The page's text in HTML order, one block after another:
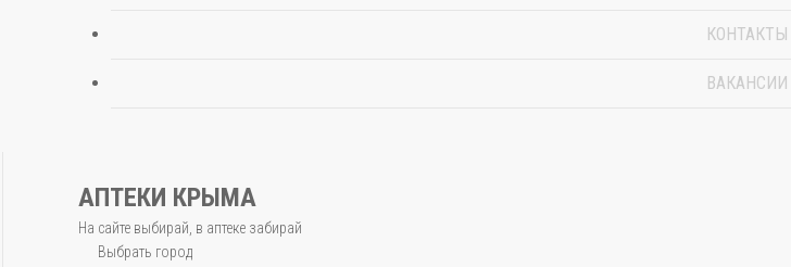
КОНТАКТЫ
ВАКАНСИИ
АПТЕКИ КРЫМА
На сайте выбирай, в аптеке забирай
Выбрать город